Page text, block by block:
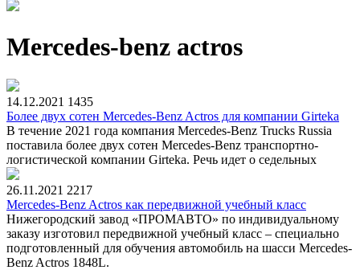
Mercedes-benz actros
14.12.2021 1435
Более двух сотен Mercedes-Benz Actros для компании Girteka
В течение 2021 года компания Mercedes-Benz Trucks Russia
поставила более двух сотен Mercedes-Benz транспортно-
логистической компании Girteka. Речь идет о седельных
26.11.2021 2217
Mercedes-Benz Actros как передвижной учебный класс
Нижегородский завод «ПРОМАВТО» по индивидуальному
заказу изготовил передвижной учебный класс – специально
подготовленный для обучения автомобиль на шасси Mercedes-
Benz Actros 1848L.